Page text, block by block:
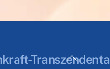
Back